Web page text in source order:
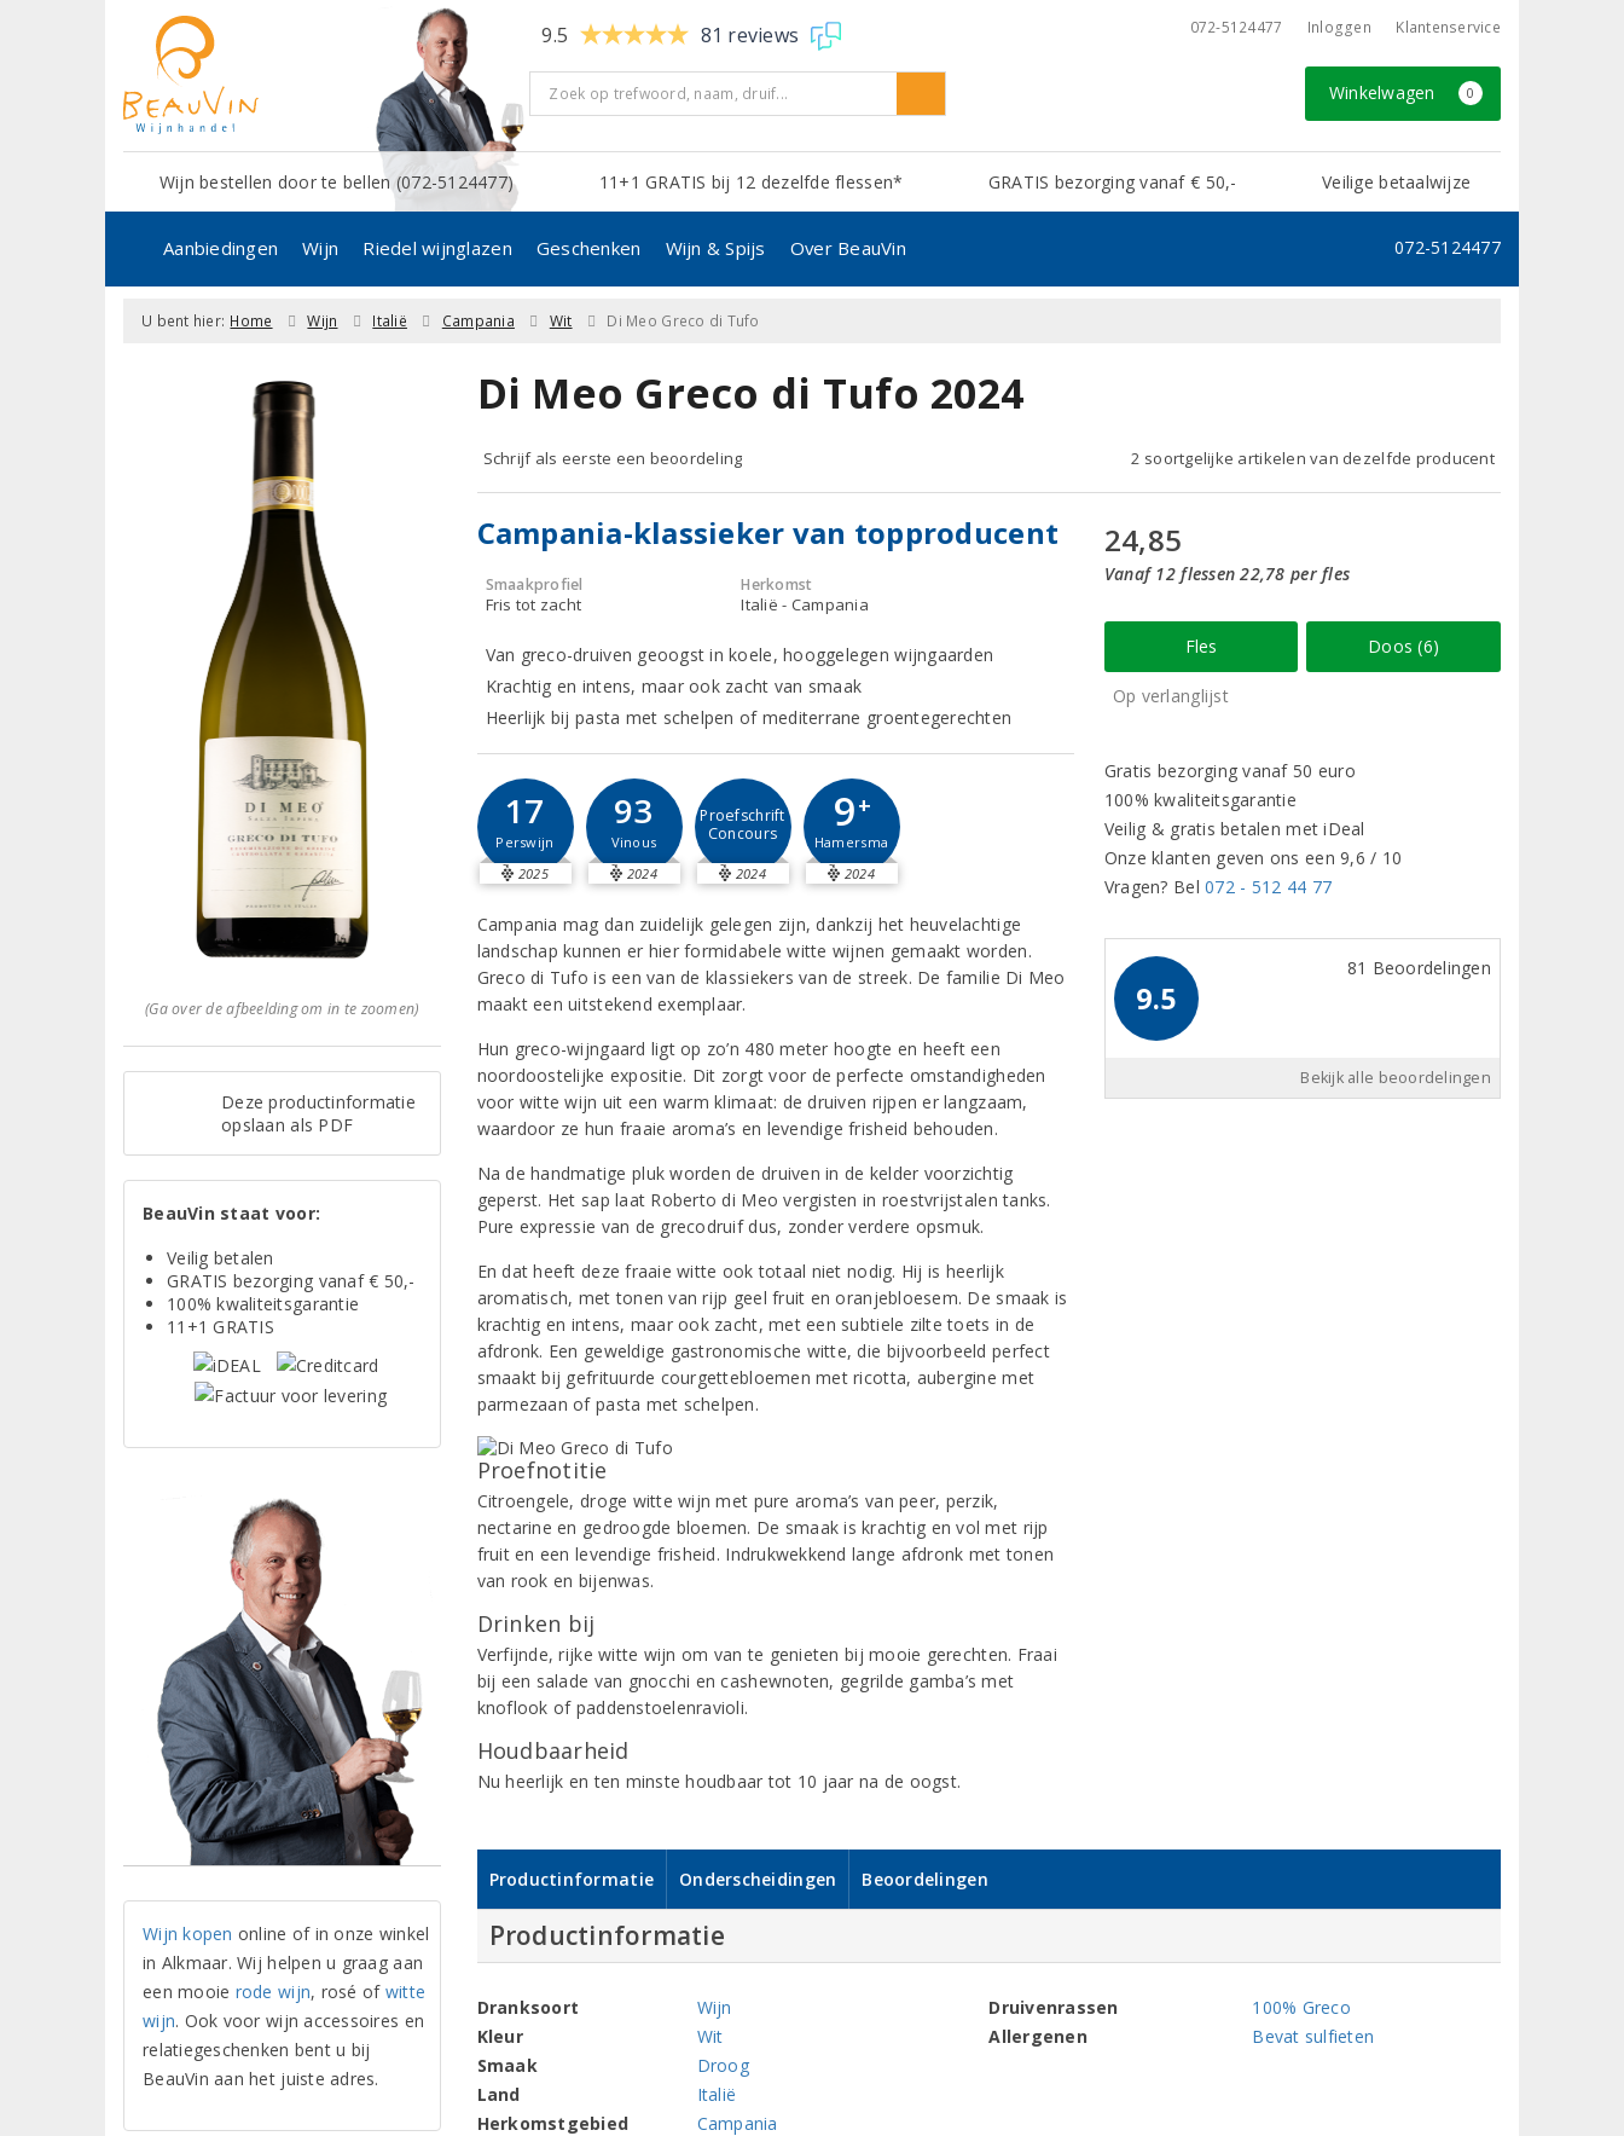
9.5 81 reviews 072-5124477 Inloggen Klantenservice
Winkelwagen 0
Wijn bestellen door te bellen (072-5124477) 11+1 GRATIS bij 12 dezelfde flessen* GRATIS bezorging vanaf € 50,- Veilige betaalwijze
Aanbiedingen Wijn Riedel wijnglazen Geschenken Wijn & Spijs Over BeauVin 072-5124477
U bent hier: Home Wijn Italië Campania Wit Di Meo Greco di Tufo
(Ga over de afbeelding om in te zoomen)
Deze productinformatie
opslaan als PDF
BeauVin staat voor:
Veilig betalen
GRATIS bezorging vanaf € 50,-
100% kwaliteitsgarantie
11+1 GRATIS
Wijn kopen online of in onze winkel
in Alkmaar. Wij helpen u graag aan
een mooie rode wijn, rosé of witte
wijn. Ook voor wijn accessoires en
relatiegeschenken bent u bij
BeauVin aan het juiste adres.
Di Meo Greco di Tufo 2024
Schrijf als eerste een beoordeling 2 soortgelijke artikelen van dezelfde producent
Campania-klassieker van topproducent
Smaakprofiel
Fris tot zacht
Herkomst
Italië - Campania
Van greco-druiven geoogst in koele, hooggelegen wijngaarden
Krachtig en intens, maar ook zacht van smaak
Heerlijk bij pasta met schelpen of mediterrane groentegerechten
17
Perswijn
2025
93
Vinous
2024
Proefschrift
Concours
2024
9+
Hamersma
2024
Campania mag dan zuidelijk gelegen zijn, dankzij het heuvelachtige
landschap kunnen er hier formidabele witte wijnen gemaakt worden.
Greco di Tufo is een van de klassiekers van de streek. De familie Di Meo
maakt een uitstekend exemplaar.
Hun greco-wijngaard ligt op zo’n 480 meter hoogte en heeft een
noordoostelijke expositie. Dit zorgt voor de perfecte omstandigheden
voor witte wijn uit een warm klimaat: de druiven rijpen er langzaam,
waardoor ze hun fraaie aroma’s en levendige frisheid behouden.
Na de handmatige pluk worden de druiven in de kelder voorzichtig
geperst. Het sap laat Roberto di Meo vergisten in roestvrijstalen tanks.
Pure expressie van de grecodruif dus, zonder verdere opsmuk.
En dat heeft deze fraaie witte ook totaal niet nodig. Hij is heerlijk
aromatisch, met tonen van rijp geel fruit en oranjebloesem. De smaak is
krachtig en intens, maar ook zacht, met een subtiele zilte toets in de
afdronk. Een geweldige gastronomische witte, die bijvoorbeeld perfect
smaakt bij gefrituurde courgettebloemen met ricotta, aubergine met
parmezaan of pasta met schelpen.
Proefnotitie
Citroengele, droge witte wijn met pure aroma’s van peer, perzik,
nectarine en gedroogde bloemen. De smaak is krachtig en vol met rijp
fruit en een levendige frisheid. Indrukwekkend lange afdronk met tonen
van rook en bijenwas.
Drinken bij
Verfijnde, rijke witte wijn om van te genieten bij mooie gerechten. Fraai
bij een salade van gnocchi en cashewnoten, gegrilde gamba’s met
knoflook of paddenstoelenravioli.
Houdbaarheid
Nu heerlijk en ten minste houdbaar tot 10 jaar na de oogst.
24,85
Vanaf 12 flessen 22,78 per fles
Fles Doos (6)
Op verlanglijst
Gratis bezorging vanaf 50 euro
100% kwaliteitsgarantie
Veilig & gratis betalen met iDeal
Onze klanten geven ons een 9,6 / 10
Vragen? Bel072 - 512 44 77
9.5
81 Beoordelingen
Bekijk alle beoordelingen
Productinformatie Onderscheidingen Beoordelingen
Productinformatie
Dranksoort
Wijn
Kleur
Wit
Smaak
Droog
Land
Italië
Herkomstgebied
Campania
Druivenrassen
100% Greco
Allergenen
Bevat sulfieten